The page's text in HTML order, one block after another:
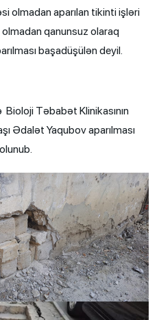
olmadan aparılan tikinti işləri
qanunsuz olaraq
başadüşülən deyil.
Təbabət Klinikasının
Ədalət Yaqubov aparılması